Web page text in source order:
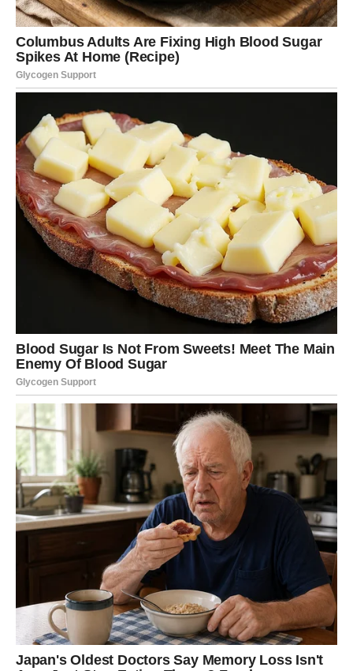
Neće biti potrebe za igrama.
Sve će djelovati prirodno.
I upravo zato posebno.
Ako ste zauzete, odnos sa partnerom ulazi u period
tokom kojeg ćete se osjećati bliže nego ikada.
Biće više razumijevanja, više podrške i mnogo lijepih
zajedničkih trenutaka.
DOLAZI VIJEST KOJU STE DUGO
Nešto što vas je držalo u neizvjesnosti konačno dobija
odgovor.
Možda poslovna odluka.
Možda privatna situacija.
Možda nešto što vam već dugo oduzima mir.
Kada se stvari razjasne, osjetićete ogromno olakšanje.
I shvatiti da su pred vama mnogo ljepši dani.
KONAČNO ĆETE VIDJETI
KOLIKO VRIJEDITE